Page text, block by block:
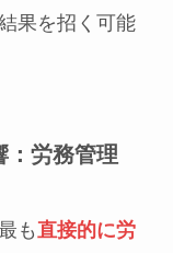
果を招く可能
：労務管理
も直接的に労